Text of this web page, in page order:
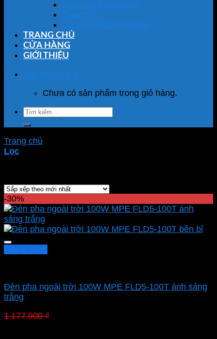
Quạt hút Panasonic
Quạt trần
Quạt tường Panasonic
TRANG CHỦ
CỬA HÀNG
GIỚI THIỆU
Giỏ hàng / 0 ₫
Chưa có sản phẩm trong giỏ hàng.
Tìm
kiếm:
Trang chủ
Lọc
-30%
Đèn pha ngoài trời 100W MPE FLD5-100T ánh sáng
trắng
1.177.900₫